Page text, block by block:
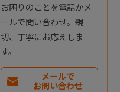
お困りのことを電話かメ
ールで問い合わせ。親
切、丁寧にお応えしま
す。
メールで
お問い合わせ